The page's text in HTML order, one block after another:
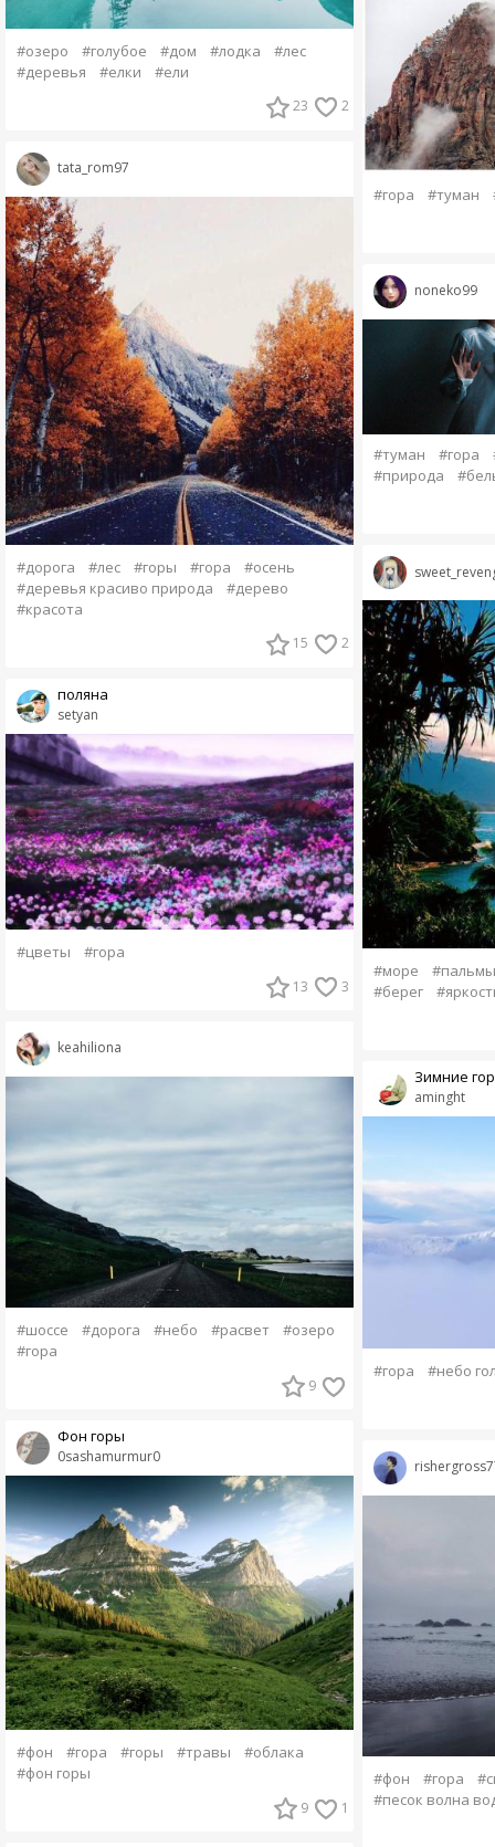
#озеро #голубое #дом #лодка
#лес
#деревья
#елки #ели
23 2
tata_rom97
#дорога #лес #горы #гора
#осень
#деревья красиво природа
#дерево
#красота
15 2
setyan
поляна
#цветы #гора
13 3
keahiliona
#шоссе #дорога #небо #расвет
#озеро
#гора
9
0sashamurmur0
Фон горы
#фон #гора #горы #травы
#облака
#фон горы
9 1
#гора #туман
noneko99
#туман #гора
#природа
#море
#пальмы
#берег
aminght
Зимние
#гора #небо
#фон #гора
#песок волна